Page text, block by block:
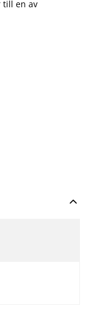
till en av